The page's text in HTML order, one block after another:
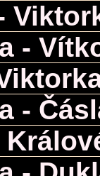
-
-